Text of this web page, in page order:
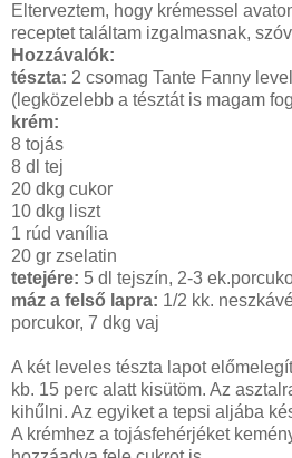
Elterveztem, hogy krémessel
receptet találtam izgalmasnak,
Hozzávalók:
tészta: 2 csomag Tante Fanny
(legközelebb a tésztát is magam
krém:
8 tojás
8 dl tej
20 dkg cukor
10 dkg liszt
1 rúd vanília
20 gr zselatin
tetejére: 5 dl tejszín, 2-3
máz a felső lapra: 1/2 kk.
porcukor, 7 dkg vaj
A két leveles tészta lapot
kb. 15 perc alatt kisütöm. Az
kihűlni. Az egyiket a tepsi aljába
A krémhez a tojásfehérjéket